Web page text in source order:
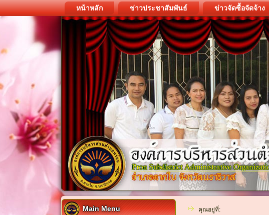
หน้าหลัก ข่าวประชาสัมพันธ์ ข่าวจัดซื้อจัดจ้าง
Main Menu
คุณอยู่ที่: